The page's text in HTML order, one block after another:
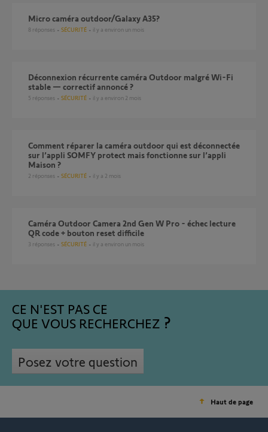
Micro caméra outdoor/Galaxy A35?
8 réponses SÉCURITÉ il y a environ un mois
Déconnexion récurrente caméra Outdoor malgré Wi-Fi
stable — correctif annoncé ?
5 réponses SÉCURITÉ il y a environ 2 mois
Comment réparer la caméra outdoor qui est déconnectée
sur l’appli SOMFY protect mais fonctionne sur l’appli
Maison ?
2 réponses SÉCURITÉ il y a 2 mois
Caméra Outdoor Camera 2nd Gen W Pro - échec lecture
QR code + bouton reset difficile
3 réponses SÉCURITÉ il y a environ un mois
CE N'EST PAS CE
QUE VOUS RECHERCHEZ
Posez votre question
Haut de page